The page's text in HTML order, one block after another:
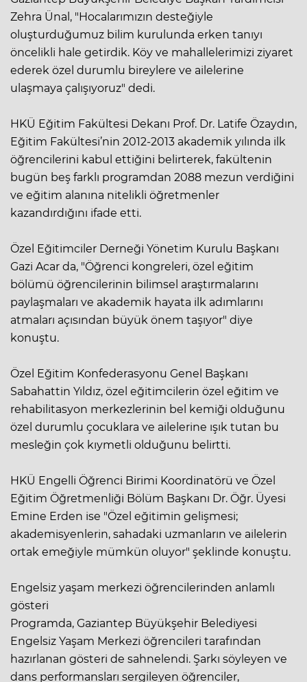
Zehra Ünal, "Hocalarımızın desteğiyle
oluşturduğumuz bilim kurulunda erken tanıyı
öncelikli hale getirdik. Köy ve mahallelerimizi ziyaret
ederek özel durumlu bireylere ve ailelerine
ulaşmaya çalışıyoruz" dedi.
HKÜ Eğitim Fakültesi Dekanı Prof. Dr. Latife Özaydın,
Eğitim Fakültesi’nin 2012-2013 akademik yılında ilk
öğrencilerini kabul ettiğini belirterek, fakültenin
bugün beş farklı programdan 2088 mezun verdiğini
ve eğitim alanına nitelikli öğretmenler
kazandırdığını ifade etti.
Özel Eğitimciler Derneği Yönetim Kurulu Başkanı
Gazi Acar da, "Öğrenci kongreleri, özel eğitim
bölümü öğrencilerinin bilimsel araştırmalarını
paylaşmaları ve akademik hayata ilk adımlarını
atmaları açısından büyük önem taşıyor" diye
konuştu.
Özel Eğitim Konfederasyonu Genel Başkanı
Sabahattin Yıldız, özel eğitimcilerin özel eğitim ve
rehabilitasyon merkezlerinin bel kemiği olduğunu
özel durumlu çocuklara ve ailelerine ışık tutan bu
mesleğin çok kıymetli olduğunu belirtti.
HKÜ Engelli Öğrenci Birimi Koordinatörü ve Özel
Eğitim Öğretmenliği Bölüm Başkanı Dr. Öğr. Üyesi
Emine Erden ise "Özel eğitimin gelişmesi;
akademisyenlerin, sahadaki uzmanların ve ailelerin
ortak emeğiyle mümkün oluyor" şeklinde konuştu.
Engelsiz yaşam merkezi öğrencilerinden anlamlı
gösteri
Programda, Gaziantep Büyükşehir Belediyesi
Engelsiz Yaşam Merkezi öğrencileri tarafından
hazırlanan gösteri de sahnelendi. Şarkı söyleyen ve
dans performansları sergileyen öğrenciler,